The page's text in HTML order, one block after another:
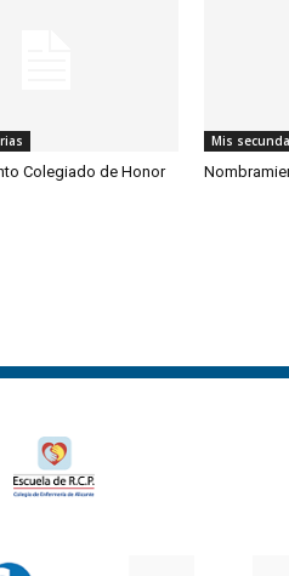
Colegiado de Honor
Mis